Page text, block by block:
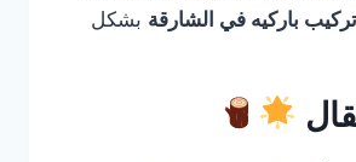
باركيه في الشارقة بشكل